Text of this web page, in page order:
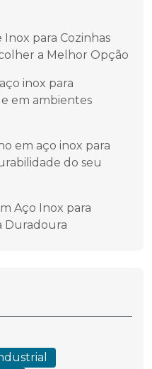
para Cozinhas
a Melhor Opção
inox para
em ambientes
em aço inox para
do seu
Aço Inox para
Duradoura